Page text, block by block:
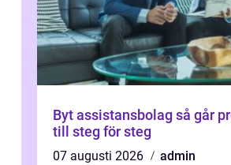
Byt assistansbolag så går processen
till steg för steg
07 augusti 2026
admin